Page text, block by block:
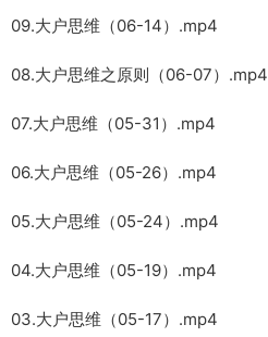
09.大户思维（06-14）.mp4
08.大户思维之原则（06-07）.mp4
07.大户思维（05-31）.mp4
06.大户思维（05-26）.mp4
05.大户思维（05-24）.mp4
04.大户思维（05-19）.mp4
03.大户思维（05-17）.mp4